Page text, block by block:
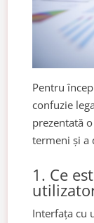
Pentru
confuzie
prezentată
termeni și a
1. Ce
Interfața cu